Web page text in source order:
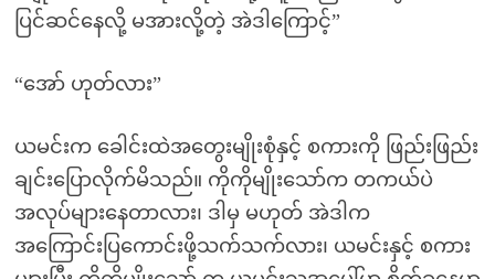
ပြင်ဆင်နေလို့ မအားလို့တဲ့ အဲဒါကြောင့်”
“အော် ဟုတ်လား”
ယမင်းက ခေါင်းထဲအတွေးမျိုးစုံနှင့် စကားကို ဖြည်းဖြည်း
ချင်းပြောလိုက်မိသည်။ ကိုကိုမျိုးသော်က တကယ်ပဲ
အလုပ်များနေတာလား၊ ဒါမှ မဟုတ် အဲဒါက
အကြောင်းပြကောင်းဖို့သက်သက်လား၊ ယမင်းနှင့် စကား